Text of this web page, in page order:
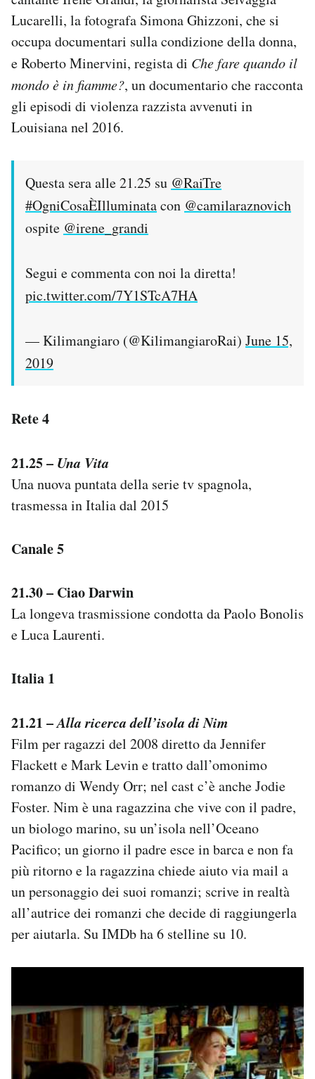
Lucarelli, la fotografa Simona Ghizzoni, che si
occupa documentari sulla condizione della donna,
e Roberto Minervini, regista di Che fare quando il
mondo è in fiamme?, un documentario che racconta
gli episodi di violenza razzista avvenuti in
Louisiana nel 2016.
Questa sera alle 21.25 su @RaiTre
#OgniCosaÈIlluminatacon @camilaraznovich
ospite @irene_grandi
Segui e commenta con noi la diretta!
pic.twitter.com/7Y1STcA7HA
— Kilimangiaro (@KilimangiaroRai) June 15,
2019
Rete 4
21.25 – Una Vita
Una nuova puntata della serie tv spagnola,
trasmessa in Italia dal 2015
Canale 5
21.30 – Ciao Darwin
La longeva trasmissione condotta da Paolo Bonolis
e Luca Laurenti.
Italia 1
21.21 –Alla ricerca dell’isola di Nim
Film per ragazzi del 2008 diretto da Jennifer
Flackett e Mark Levin e tratto dall’omonimo
romanzo di Wendy Orr; nel cast c’è anche Jodie
Foster. Nim è una ragazzina che vive con il padre,
un biologo marino, su un’isola nell’Oceano
Pacifico; un giorno il padre esce in barca e non fa
più ritorno e la ragazzina chiede aiuto via mail a
un personaggio dei suoi romanzi; scrive in realtà
all’autrice dei romanzi che decide di raggiungerla
per aiutarla. Su IMDb ha 6 stelline su 10.